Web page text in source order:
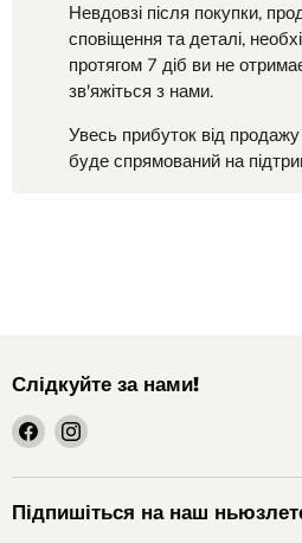
Невдовзі після покупки,
сповіщення та деталі,
протягом 7 діб ви не
зв'яжіться з нами.
Увесь прибуток від
буде спрямований на
Слідкуйте за нами!
шукайте
нас
на
Facebook
шукайте
на
Instagram
Підпишіться на наш